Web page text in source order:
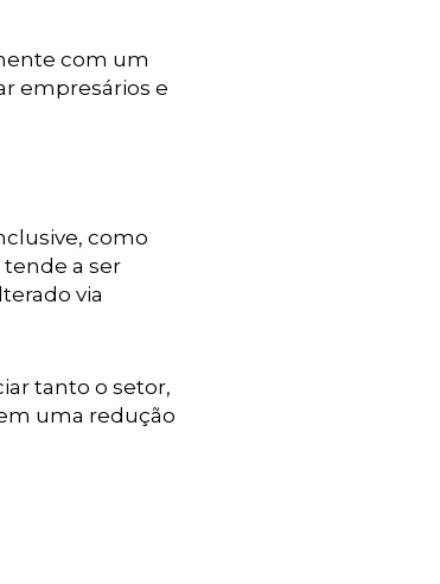
com um
empresários e
como
a ser
via
tanto o setor,
uma redução